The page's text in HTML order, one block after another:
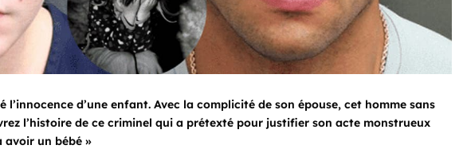
l’innocence d’une enfant. Avec la complicité de son épouse, cet homme sans
l’histoire de ce criminel qui a prétexté pour justifier son acte monstrueux
avoir un bébé »